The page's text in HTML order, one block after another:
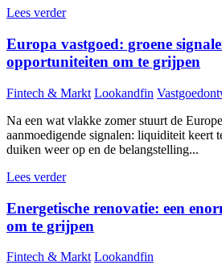
Lees verder
Europa vastgoed: groene
opportuniteiten om te grijpen
Fintech & Markt Lookandfin
Na een wat vlakke zomer stuurt de
aanmoedigende signalen: liquiditeit keert
duiken weer op en de belangstelling...
Lees verder
Energetische renovatie: een
om te grijpen
Fintech & Markt Lookandfin